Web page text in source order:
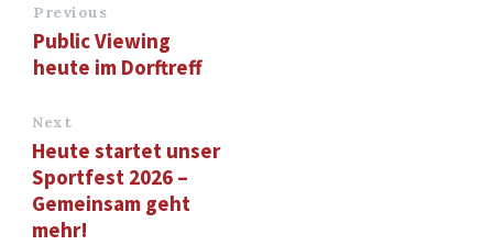
Previous
Public Viewing
heute im Dorftreff
Next
Heute startet unser
Sportfest 2026 –
Gemeinsam geht
mehr!